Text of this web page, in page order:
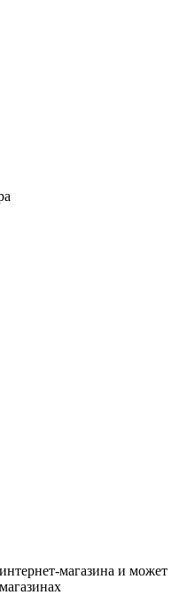
магазина и может